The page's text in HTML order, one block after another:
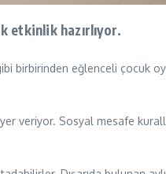
etkinlik hazırlıyor.
gibi birbirinden eğlenceli çocuk
veriyor. Sosyal mesafe